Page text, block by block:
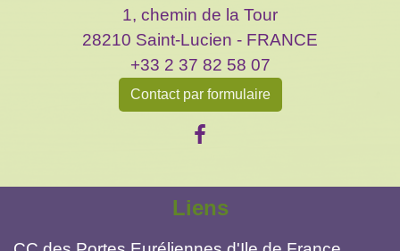
1, chemin de la Tour
28210 Saint-Lucien - FRANCE
+33 2 37 82 58 07
Contact par formulaire
Liens